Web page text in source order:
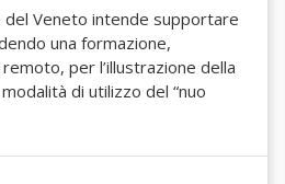
del Veneto intende supportare
una formazione,
per l’illustrazione della
di utilizzo del “nuo